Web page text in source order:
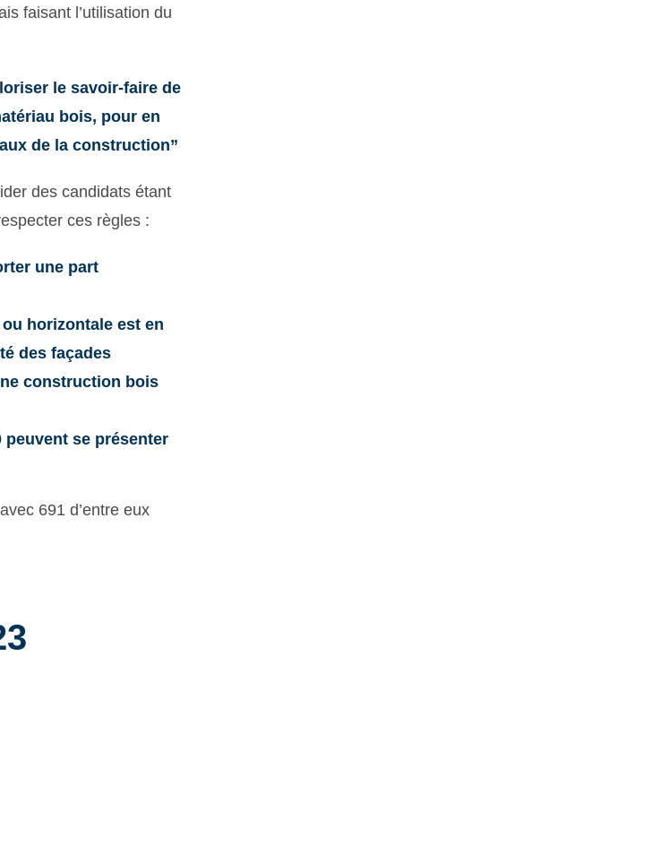
faisant l’utilisation du
le savoir-faire de
bois, pour en
de la construction”
des candidats étant
ces règles :
une part
horizontale est en
des façades
construction bois
peuvent se présenter
691 d’entre eux